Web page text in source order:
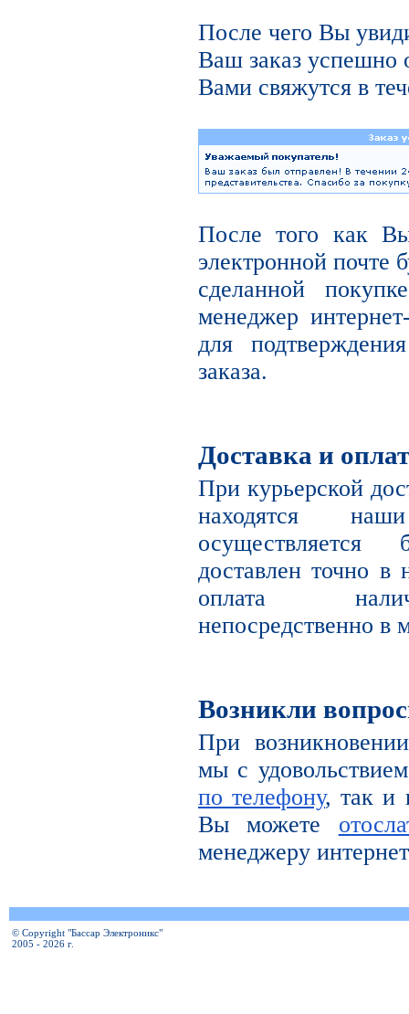
После чего Вы
Ваш заказ успешно
Вами свяжутся в
После того как
электронной почте
сделанной
менеджер
для
заказа.
Доставка и
При курьерской
находятся
осуществляется
доставлен точно в
оплата
непосредственно в
Возникли
При
мы с
по телефону, так и
Вы можете
менеджеру
© Copyright "Бассар Электроникс"
2005 - 2026 г.